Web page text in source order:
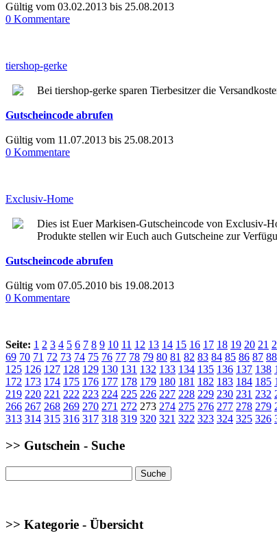
Gültig vom 03.02.2013 bis 25.08.2013
0 Kommentare
tiershop-gerke
Bei tiershop-gerke sparen Tierbesitzer die
Gutscheincode abrufen
Gültig vom 11.07.2013 bis 25.08.2013
0 Kommentare
Exclusiv-Home
Dies ist Euer Markisen-Gutscheincode von Exclusiv-
Produkte stellen wir Euch auch Gutscheine zur
Gutscheincode abrufen
Gültig vom 07.05.2010 bis 19.08.2013
0 Kommentare
Seite: 1 2 3 4 5 6 7 8 9 10 11 12 13 14 15 16 17 18 19 20 21
69 70 71 72 73 74 75 76 77 78 79 80 81 82 83 84 85 86 87 88
125 126 127 128 129 130 131 132 133 134 135 136 137 138
172 173 174 175 176 177 178 179 180 181 182 183 184 185
219 220 221 222 223 224 225 226 227 228 229 230 231 232
266 267 268 269 270 271 272 273 274 275 276 277 278 279
313 314 315 316 317 318 319 320 321 322 323 324 325 326
>> Gutschein - Suche
>> Kategorie - Übersicht